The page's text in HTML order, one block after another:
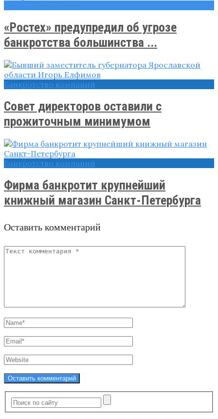
«Ростех» предупредил об угрозе
банкротства большинства ...
Банкротство компаний
Совет директоров оставили с
прожиточным минимумом
Банкротство компаний
Фирма банкротит крупнейший
книжный магазин Санкт-Петербурга
Оставить комментарий